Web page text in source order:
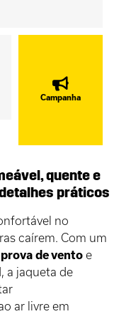
Campanha
quente e
práticos
no
caírem. Com um
de vento e
, a jaqueta de
ar livre em